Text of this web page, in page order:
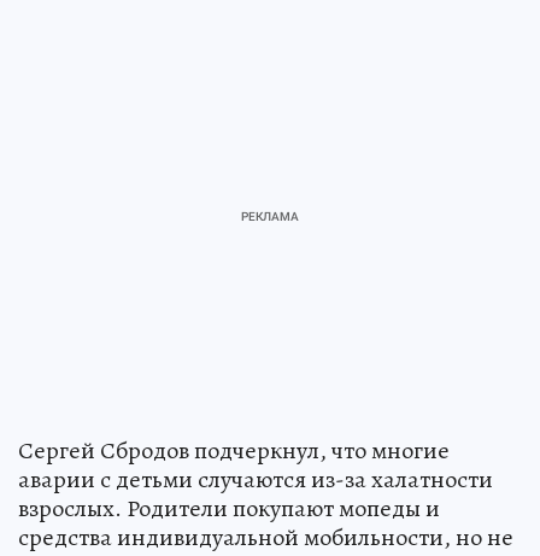
Сергей Сбродов подчеркнул, что многие
аварии с детьми случаются из-за халатности
взрослых. Родители покупают мопеды и
средства индивидуальной мобильности, но не